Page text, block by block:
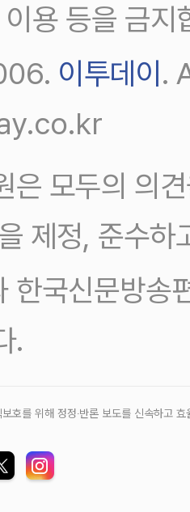
용 등을 금지
이투데이.
은 모두의 의
제정, 준수하
한국신문방송
.
호를 위해 정정‧반론 보도를 신속하고